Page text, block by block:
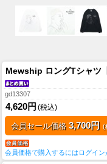
Mewship ロングTシャツ
gd13307
4,620円 (税込)
会員セール価格 3,700円 (
会員価格で購入するにはログイン